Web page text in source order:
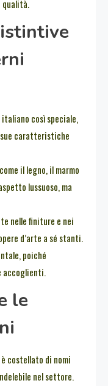
qualità.
così speciale,
caratteristiche
il legno, il marmo
lussuoso, ma
nelle finiture e nei
d’arte a sé stanti.
poiché
accoglienti.
le
costellato di nomi
nel settore.